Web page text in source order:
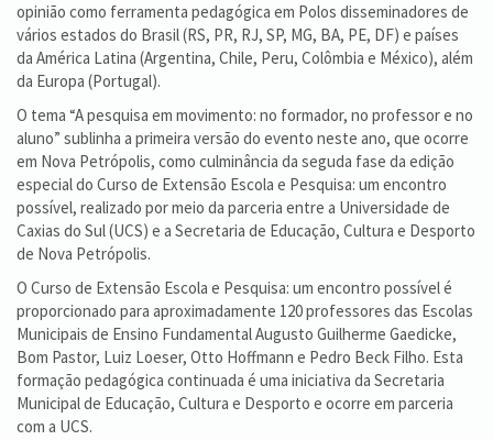
opinião como ferramenta pedagógica em Polos disseminadores de
vários estados do Brasil (RS, PR, RJ, SP, MG, BA, PE, DF) e países
da América Latina (Argentina, Chile, Peru, Colômbia e México), além
da Europa (Portugal).
O tema “A pesquisa em movimento: no formador, no professor e no
aluno” sublinha a primeira versão do evento neste ano, que ocorre
em Nova Petrópolis, como culminância da seguda fase da edição
especial do Curso de Extensão Escola e Pesquisa: um encontro
possível, realizado por meio da parceria entre a Universidade de
Caxias do Sul (UCS) e a Secretaria de Educação, Cultura e Desporto
de Nova Petrópolis.
O Curso de Extensão Escola e Pesquisa: um encontro possível é
proporcionado para aproximadamente 120 professores das Escolas
Municipais de Ensino Fundamental Augusto Guilherme Gaedicke,
Bom Pastor, Luiz Loeser, Otto Hoffmann e Pedro Beck Filho. Esta
formação pedagógica continuada é uma iniciativa da Secretaria
Municipal de Educação, Cultura e Desporto e ocorre em parceria
com a UCS.